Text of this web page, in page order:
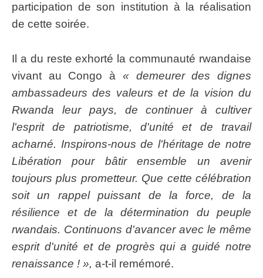
participation de son institution à la réalisation
de cette soirée.
Il a du reste exhorté la communauté rwandaise
vivant au Congo à « demeurer des dignes
ambassadeurs des valeurs et de la vision du
Rwanda leur pays, de continuer à cultiver
l'esprit de patriotisme, d'unité et de travail
acharné. Inspirons-nous de l'héritage de notre
Libération pour bâtir ensemble un avenir
toujours plus prometteur. Que cette célébration
soit un rappel puissant de la force, de la
résilience et de la détermination du peuple
rwandais. Continuons d'avancer avec le même
esprit d'unité et de progrès qui a guidé notre
renaissance ! », a-t-il remémoré.